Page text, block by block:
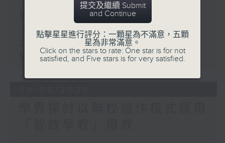
足本 Full (HKT 17:00 - 18:00)
「Fun Coffee」投資騙案 警方接獲
加強規管放債人首階段措施8月起生效
提交及繼續 Submit
and Continue
點擊星星進行評分：一顆星為不滿意，五顆
星為非常滿意。
Click on the stars to rate: One star is for not
satisfied, and Five stars is for very satisfied.